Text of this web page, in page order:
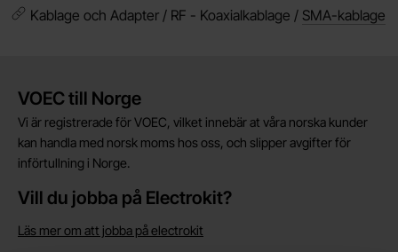
Kablage och Adapter / RF - Koaxialkablage / SMA-kablage
Kort allmän information
VOEC till Norge
Vi är registrerade för VOEC, vilket innebär at våra norska kunder
kan handla med norsk moms hos oss, och slipper avgifter för
införtullning i Norge.
Vill du jobba på Electrokit?
Läs mer om att jobba på electrokit